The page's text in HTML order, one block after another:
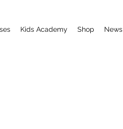
Kids Academy Shop News